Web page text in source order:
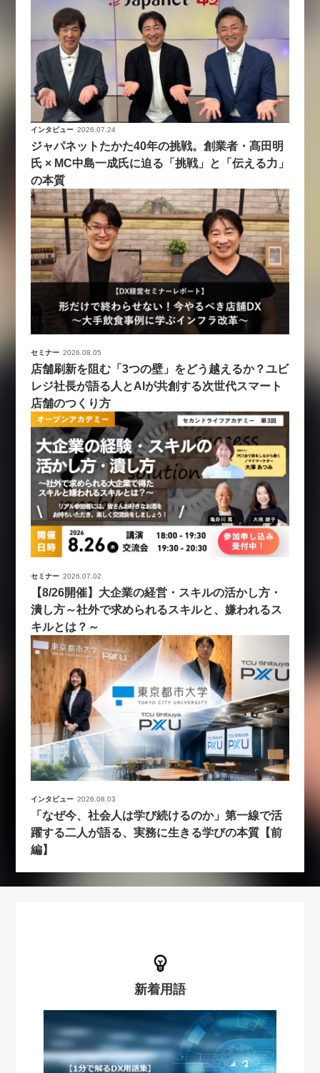
インタビュー 2026.07.24
ジャパネットたかた40年の挑戦。創業者・髙田明
氏 × MC中島一成氏に迫る「挑戦」と「伝える力」
の本質
セミナー 2026.08.05
店舗刷新を阻む「3つの壁」をどう越えるか？ユビ
レジ社長が語る人とAIが共創する次世代スマート
店舗のつくり方
セミナー 2026.07.02
【8/26開催】大企業の経営・スキルの活かし方・
潰し方～社外で求められるスキルと、嫌われるス
キルとは？～
インタビュー 2026.08.03
「なぜ今、社会人は学び続けるのか」第一線で活
躍する二人が語る、実務に生きる学びの本質【前
編】
新着用語